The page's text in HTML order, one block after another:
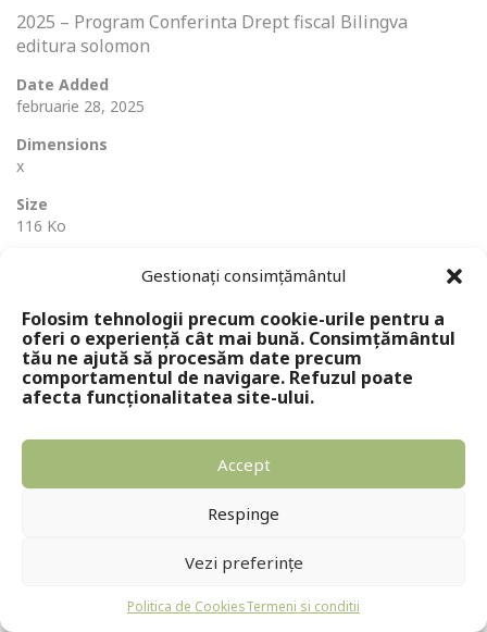
Gestionați consimțământul
Folosim tehnologii precum cookie-urile pentru a
oferi o experiență cât mai bună. Consimțământul
tău ne ajută să procesăm date precum
comportamentul de navigare. Refuzul poate
afecta funcționalitatea site-ului.
Accept
Respinge
Vezi preferințe
Politica de CookiesTermeni si conditii
2025 – Program Conferinta Drept fiscal Bilingva
editura solomon
Date Added
februarie 28, 2025
Dimensions
x
Size
116 Ko
Copyright © 2024 - Editura Solomon